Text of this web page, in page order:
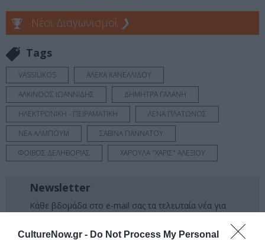
CultureNow.gr - Do Not Process My Personal
Νέοι Διαγωνισμοί ❯
Tags
VASSILIKOS
ΑΛΕΚΑ ΚΑΝΕΛΛΙΔΟΥ
ΑΛΚΙΝΟΟΣ ΙΩΑΝΝΙΔΗΣ
ΔΗΜΗΤΡΑ ΓΑΛΑΝΗ
ΗΛΕΚΤΡΟΝΙΚΗ - ΠΕΙΡΑΜΑΤΙΚΗ
ΛΕΝΑ ΠΛΑΤΩΝΟΣ
ΝΕΑ ΑΛΜΠΟΥΜ
ΣΑΒΙΝΑ ΓΙΑΝΝΑΤΟΥ
ΦΟΙΒΟΣ ΔΕΛΗΒΟΡΙΑΣ
ΧΑΡΟΥΛΑ "ΧΑΡΙΣ" ΑΛΕΞΙΟΥ
Newsletter
Κάθε βδομάδα στο e-mail σας τα τελευταία νέα για